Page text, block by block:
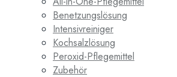
Benetzungslösung
Intensivreiniger
Kochsalzlösung
Peroxid-Pflegemittel
Zubehör